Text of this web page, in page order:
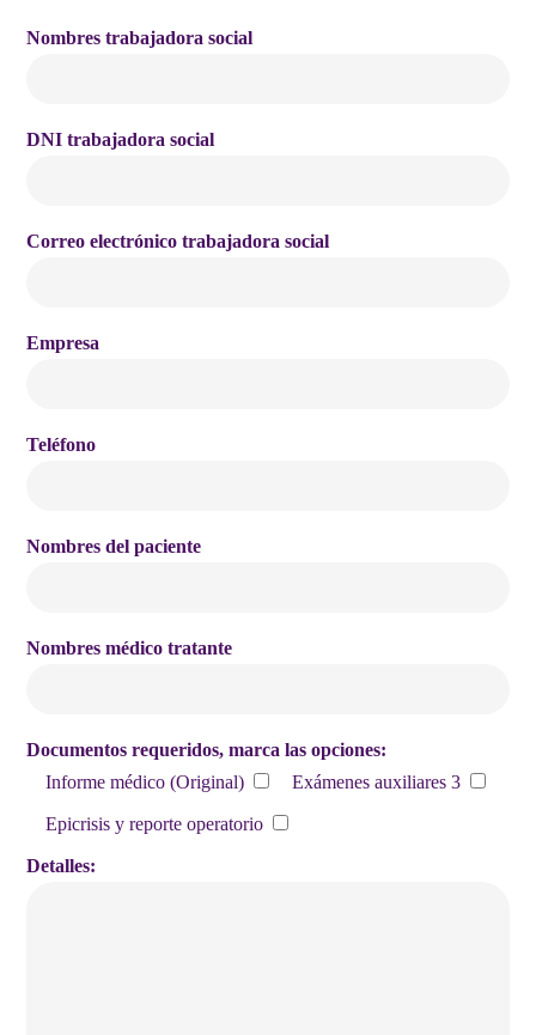
Nombres trabajadora social
DNI trabajadora social
Correo electrónico trabajadora social
Empresa
Teléfono
Nombres del paciente
Nombres médico tratante
Documentos requeridos, marca las opciones:
Informe médico (Original)
Exámenes auxiliares 3
Epicrisis y reporte operatorio
Detalles: